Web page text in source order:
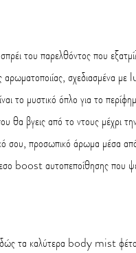
του παρελθόντος που
σχεδιασμένα με
το μυστικό όπλο για το
θα βγεις από το ντους μέχρι
σου, προσωπικό άρωμα
boost αυτοπεποίθησης που
τα καλύτερα body mist